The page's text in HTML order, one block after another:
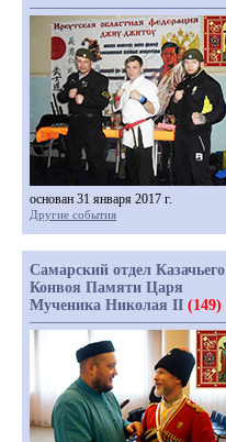
основан 31 января 2017 г.
Другие события
Самарский отдел Казачьего
Конвоя Памяти Царя
Мученика Николая II (149)